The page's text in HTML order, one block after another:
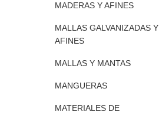
MADERAS Y AFINES
MALLAS GALVANIZADAS Y
AFINES
MALLAS Y MANTAS
MANGUERAS
MATERIALES DE